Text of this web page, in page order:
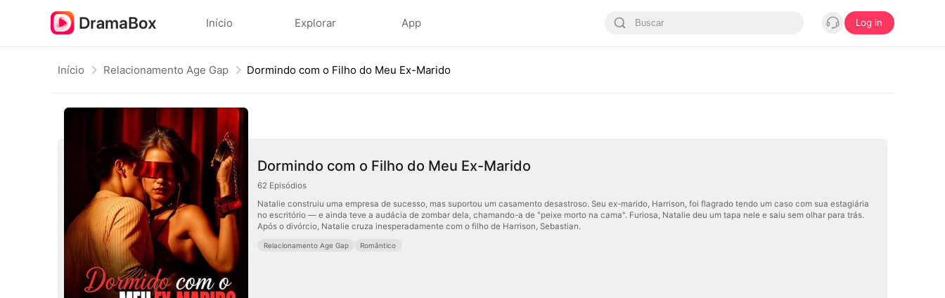
Início Explorar App Log in
Início Relacionamento Age Gap Dormindo com o Filho do Meu Ex-Marido
Dormindo com o Filho do Meu Ex-Marido
62 Episódios
Natalie construiu uma empresa de sucesso, mas suportou um casamento desastroso. Seu ex-marido, Harrison, foi flagrado tendo um caso com sua estagiária
no escritório — e ainda teve a audácia de zombar dela, chamando-a de "peixe morto na cama". Furiosa, Natalie deu um tapa nele e saiu sem olhar para trás.
Após o divórcio, Natalie cruza inesperadamente com o filho de Harrison, Sebastian.
Relacionamento Age Gap Romântico